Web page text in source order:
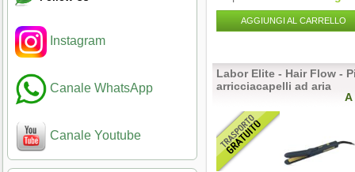
Instagram
Canale WhatsApp
Canale Youtube
AGGIUNGI AL CARRELLO
Labor Elite - Hair Flow -
arricciacapelli ad aria
A